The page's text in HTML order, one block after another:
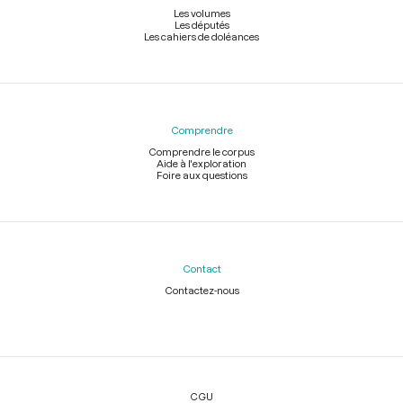
Les volumes
Les députés
Les cahiers de doléances
Comprendre
Comprendre le corpus
Aide à l'exploration
Foire aux questions
Contact
Contactez-nous
Légal
CGU